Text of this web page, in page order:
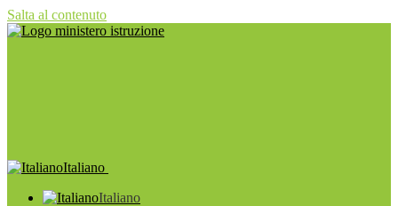
Salta al contenuto
Italiano
Italiano